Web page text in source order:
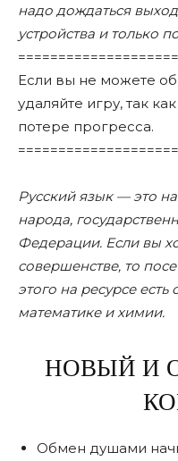
надо дождаться
устройства и только
Если вы не можете
удаляйте игру, так
потере прогресса.
Русский язык — это
народа,
Федерации. Если вы
совершенстве, то
этого на ресурсе
математике и химии.
НОВЫЙ И
Обмен душами